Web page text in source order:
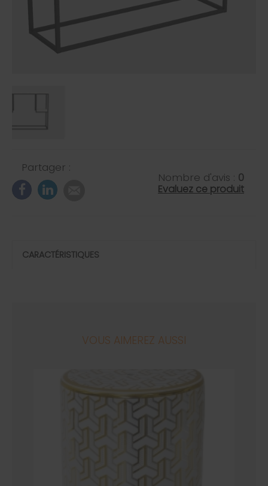
Partager :
Nombre d'avis : 0
Evaluez ce produit
CARACTÉRISTIQUES
VOUS AIMEREZ AUSSI